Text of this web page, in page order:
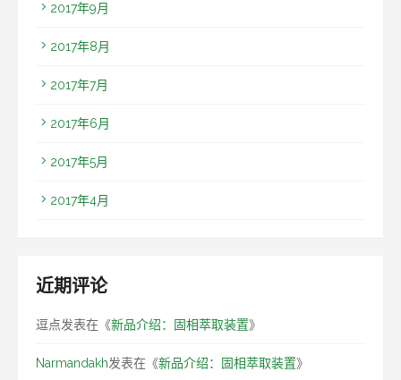
2017年9月
2017年8月
2017年7月
2017年6月
2017年5月
2017年4月
近期评论
逗点发表在《新品介绍：固相萃取装置》
Narmandakh发表在《新品介绍：固相萃取装置》